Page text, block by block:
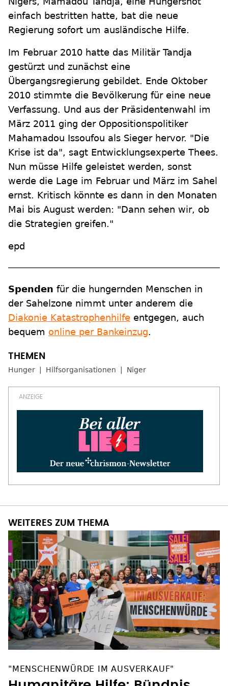
einfach bestritten hatte, bat die neue
Regierung sofort um ausländische Hilfe.
Im Februar 2010 hatte das Militär Tandja
gestürzt und zunächst eine
Übergangsregierung gebildet. Ende Oktober
2010 stimmte die Bevölkerung für eine neue
Verfassung. Und aus der Präsidentenwahl im
März 2011 ging der Oppositionspolitiker
Mahamadou Issoufou als Sieger hervor. "Die
Krise ist da", sagt Entwicklungsexperte Thees.
Nun müsse Hilfe geleistet werden, sonst
werde die Lage im Februar und März im Sahel
ernst. Kritisch könnte es dann in den Monaten
Mai bis August werden: "Dann sehen wir, ob
die Strategien greifen."
epd
Spenden für die hungernden Menschen in
der Sahelzone nimmt unter anderem die
Diakonie Katastrophenhilfe entgegen, auch
bequem online per Bankeinzug.
Hunger Hilfsorganisationen Niger
WEITERES ZUM THEMA
"MENSCHENWÜRDE IM AUSVERKAUF"